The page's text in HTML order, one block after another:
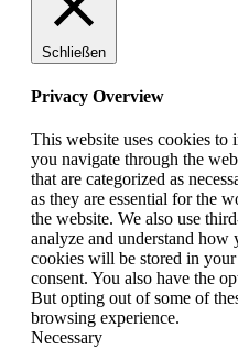
Schließen
Privacy Overview
This website uses cookies
you navigate through the
that are categorized as
as they are essential for the
the website. We also use
analyze and understand how
cookies will be stored in
consent. You also have the
But opting out of some of
browsing experience.
Necessary